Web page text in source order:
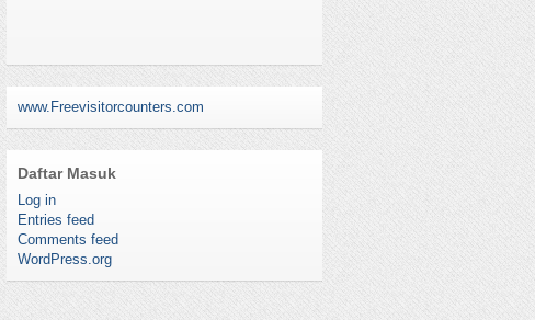
www.Freevisitorcounters.com
Daftar Masuk
Log in
Entries feed
Comments feed
WordPress.org